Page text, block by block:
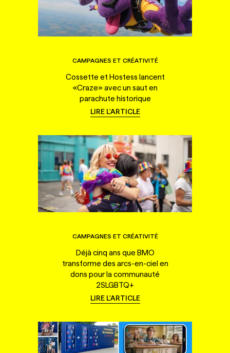
CAMPAGNES ET CRÉATIVITÉ
Cossette et Hostess lancent
«Craze» avec un saut en
parachute historique
LIRE L'ARTICLE
CAMPAGNES ET CRÉATIVITÉ
Déjà cinq ans que BMO
transforme des arcs-en-ciel en
dons pour la communauté
2SLGBTQ+
LIRE L'ARTICLE